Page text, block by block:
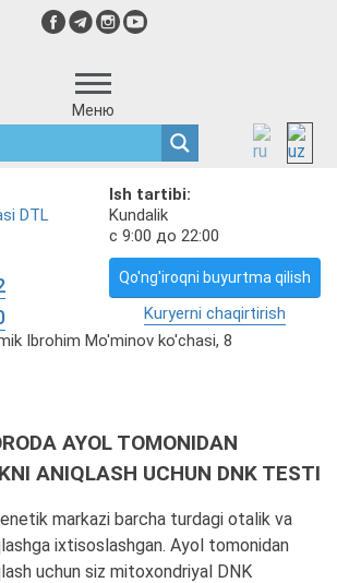
Меню
Ish tartibi:
Kundalik
с 9:00 до 22:00
Qo'ng'iroqni buyurtma qilish
Kuryerni chaqirtirish
Ibrohim Mo'minov ko'chasi, 8
AYOL TOMONIDAN
ANIQLASH UCHUN DNK TESTI
markazi barcha turdagi otalik va
ixtisoslashgan. Ayol tomonidan
uchun siz mitoxondriyal DNK